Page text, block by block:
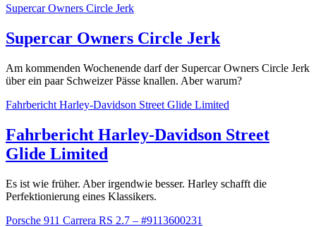
Supercar Owners Circle Jerk
Supercar Owners Circle Jerk
Am kommenden Wochenende darf der Supercar Owners Circle Jerk
über ein paar Schweizer Pässe knallen. Aber warum?
Fahrbericht Harley-Davidson Street Glide Limited
Fahrbericht Harley-Davidson Street
Glide Limited
Es ist wie früher. Aber irgendwie besser. Harley schafft die
Perfektionierung eines Klassikers.
Porsche 911 Carrera RS 2.7 – #9113600231